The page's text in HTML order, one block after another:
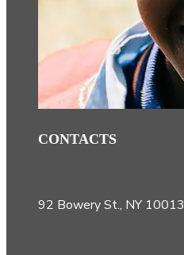
CONTACTS
92 Bowery St., NY 10013